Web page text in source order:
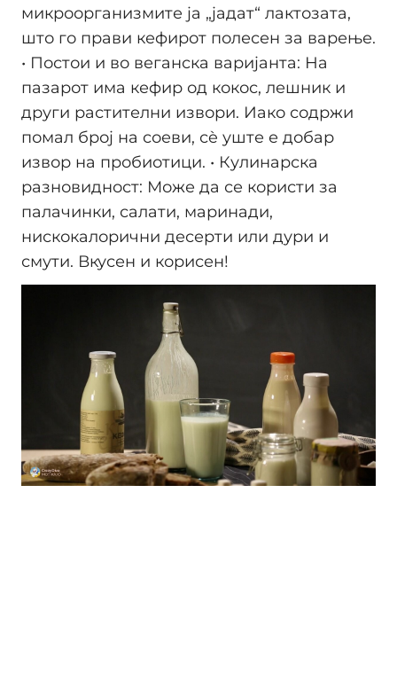
микроорганизмите ја „јадат“ лактозата,
што го прави кефирот полесен за варење.
• Постои и во веганска варијанта: На
пазарот има кефир од кокос, лешник и
други растителни извори. Иако содржи
помал број на соеви, сè уште е добар
извор на пробиотици. • Кулинарска
разновидност: Може да се користи за
палачинки, салати, маринади,
нискокалорични десерти или дури и
смути. Вкусен и корисен!